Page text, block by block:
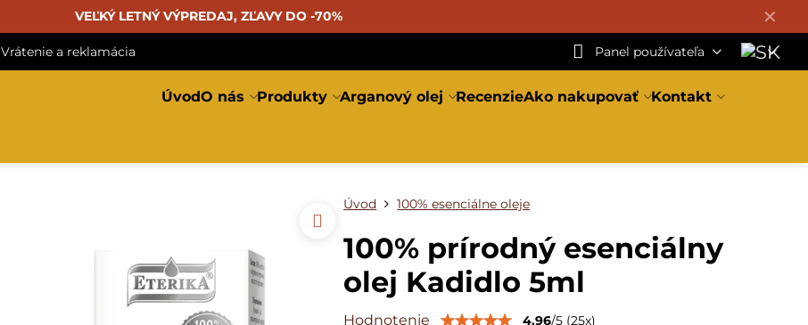
✕
VEĽKÝ LETNÝ VÝPREDAJ, ZĽAVY DO -70%
Vrátenie a reklamácia Panel používateľa
ÚvodO nás Produkty Arganový olej RecenzieAko nakupovať Kontakt
Úvod 100% esenciálne oleje
100% prírodný esenciálny
olej Kadidlo 5ml
Hodnotenie 4.96/5 (25x)